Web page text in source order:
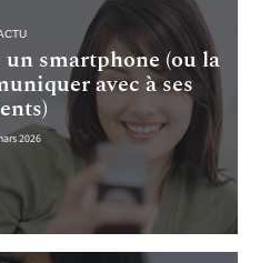
smartphone (ou la
avec à ses
2026